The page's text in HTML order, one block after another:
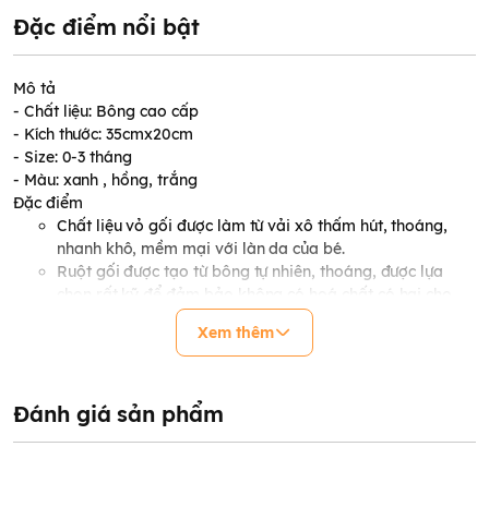
Đặc điểm nổi bật
Mô tả
- Chất liệu: Bông cao cấp
- Kích thước: 35cmx20cm
- Size: 0-3 tháng
- Màu: xanh , hồng, trắng
Đặc điểm
Chất liệu vỏ gối được làm từ vải xô thấm hút, thoáng,
nhanh khô, mềm mại với làn da của bé.
Ruột gối được tạo từ bông tự nhiên, thoáng, được lựa
chọn rất kỹ để đảm bảo không có hoá chất có hại cho
sức khoẻ của bé.
Đường viền may chắc chắn, vừa vặn, màu sắc tươi sáng
bé.
Thiết kế độ cao vừa phải phù hợp với các bé từ trẻ sơ
Xem thêm
Đánh giá sản phẩm